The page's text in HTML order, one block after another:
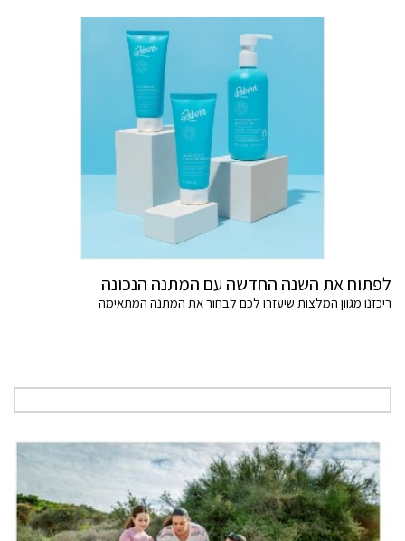
לפתוח את השנה החדשה עם המתנה הנכונה
ריכזנו מגוון המלצות שיעזרו לכם לבחור את המתנה המתאימה